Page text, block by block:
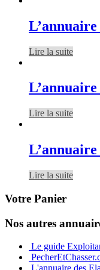
L’annuaire
Lire la suite
L’annuaire
Lire la suite
Lire la suite
Votre Panier
Nos autres
Le guide